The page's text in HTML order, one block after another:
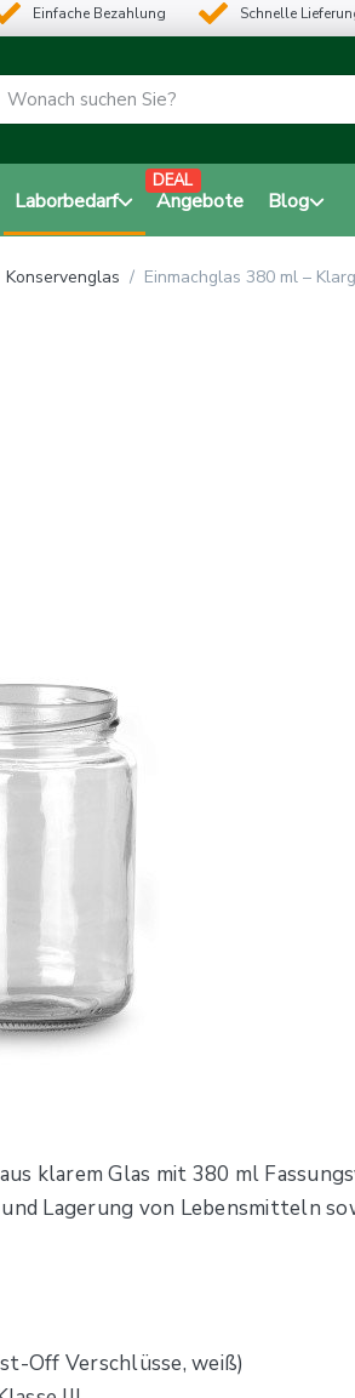
Einfache Bezahlung Schnelle
Laborbedarf Angebote
DEAL
Blog
Konservenglas Einmachglas 380 ml –
klarem Glas mit 380 ml
Lagerung von Lebensmitteln
Off Verschlüsse, weiß)